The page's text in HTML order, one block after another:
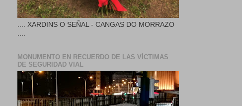
.... XARDINS O SEÑAL - CANGAS DO MORRAZO
MONUMENTO EN RECUERDO DE LAS VÍCTIMAS
DE SEGURIDAD VIAL